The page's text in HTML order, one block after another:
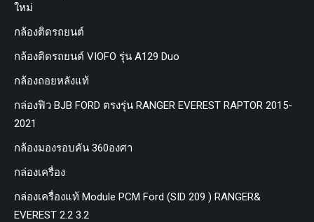
ใหม่
กล้องติดรถยนต์
กล้องติดรถยนต์ VIOFO รุ่น A129 Duo
กล้องถอยหลังแท้
กล่องฟิว BJB FORD ตรงรุ่น RANGER EVEREST RAPTOR 2015-
2021
กล้องมองรอบคัน 360องศา
กล่องเครื่อง
กล่องเครื่องแท้ Module PCM Ford (SID 209 ) RANGER&
EVEREST 2.2 3.2